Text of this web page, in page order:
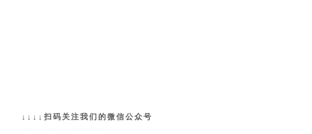
↓↓↓↓扫码关注我们的微信公众号